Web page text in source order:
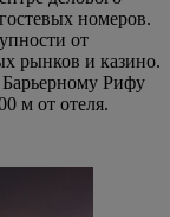
номеров.
от
рынков и казино.
Рифу
м от отеля.